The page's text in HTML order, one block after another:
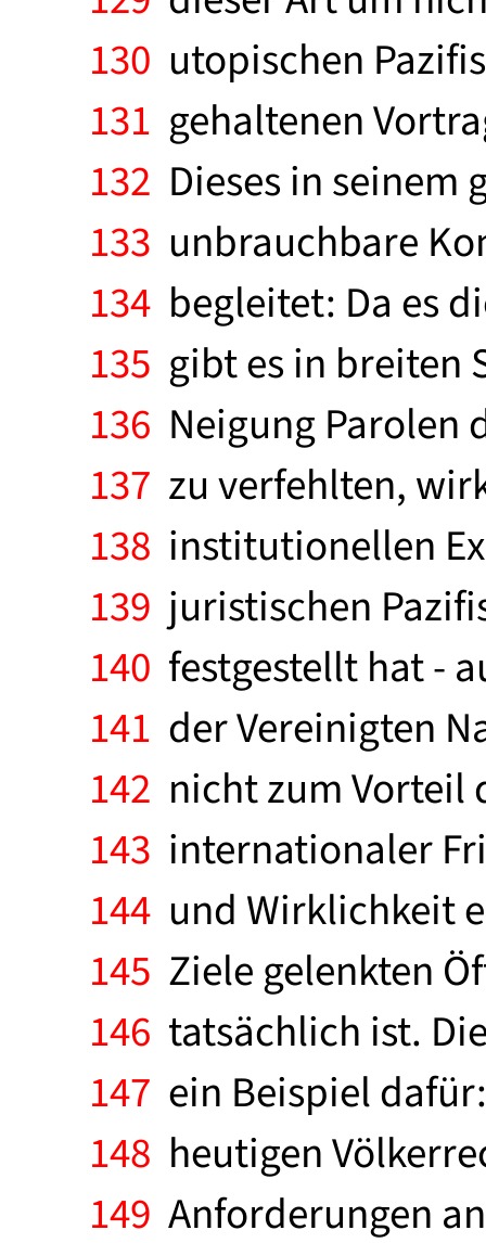
130 utopischen
131 gehaltenen
132 Dieses in
133 unbrauchbare
134 begleitet: Da es
135 gibt es in breiten
136 Neigung Parolen
137 zu verfehlten,
138 institutionellen
139 juristischen
140 festgestellt hat -
141 der Vereinigten
142 nicht zum Vorteil
143 internationaler
144 und Wirklichkeit
145 Ziele gelenkten
146 tatsächlich ist.
147 ein Beispiel
148 heutigen
149 Anforderungen